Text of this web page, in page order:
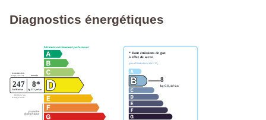
Diagnostics énergétiques